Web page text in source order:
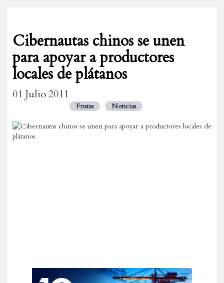
Cibernautas chinos se unen
para apoyar a productores
locales de plátanos
01 Julio 2011
Frutas Noticias